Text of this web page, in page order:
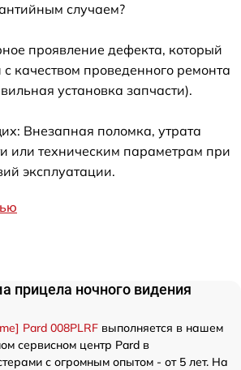
случаем?
проявление дефекта, который
качеством проведенного ремонта
установка запчасти).
Внезапная поломка, утрата
или техническим параметрам при
эксплуатации.
прицела ночного видения
Pard 008PLRF выполняется в нашем
сервисном центр Pard в
с огромным опытом - от 5 лет. На